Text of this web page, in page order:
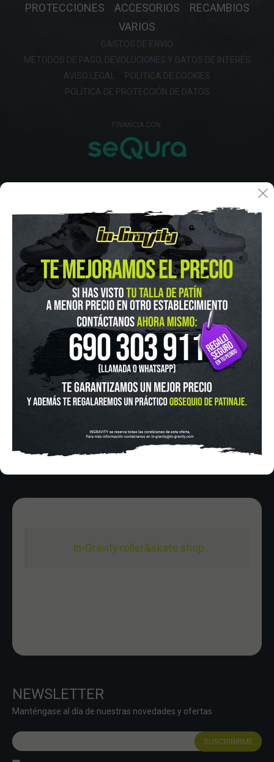
PROTECCIONES
ACCESORIOS
RECAMBIOS
VARIOS
GASTOS DE ENVIO
MÉTODOS DE PAGO, DEVOLUCIONES Y DATOS DE INTERÉS
AVISO LEGAL
POLÍTICA DE COOKIES
POLÍTICA DE PROTECCIÓN DE DATOS
FINANCIA CON:
In-Gravity roller&skate shop
IN-GRAVITY MADRID RETIRO
Pza. Mariano de Cavia, 2
Tel.:915 524 553
in-gravity@in-gravity.com
HORARIO
Lunes a Viernes de 12:00 - 20:30
Sabado De 10:00 - 20:30
NEWSLETTER
Manténgase al día de nuestras novedades y ofertas